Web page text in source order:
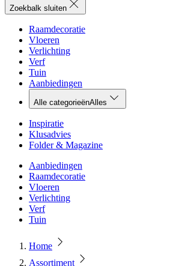
Zoekbalk sluiten
Raamdecoratie
Vloeren
Verlichting
Verf
Tuin
Aanbiedingen
Alle categorieënAlles
Inspiratie
Klusadvies
Folder & Magazine
Aanbiedingen
Raamdecoratie
Vloeren
Verlichting
Verf
Tuin
Home
Assortiment